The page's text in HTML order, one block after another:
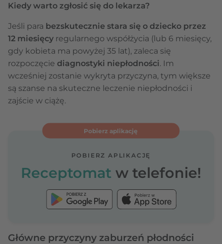
Kiedy warto zgłosić się do lekarza?
Jeśli para bezskutecznie stara się o dziecko przez
12 miesięcy regularnego współżycia (lub 6 miesięcy,
gdy kobieta ma powyżej 35 lat), zaleca się
rozpoczęcie diagnostyki niepłodności. Im
wcześniej zostanie wykryta przyczyna, tym większe
są szanse na skuteczne leczenie niepłodności i
zajście w ciążę.
Pobierz aplikację
POBIERZ APLIKACJĘ
Receptomat w telefonie!
Główne przyczyny zaburzeń płodności